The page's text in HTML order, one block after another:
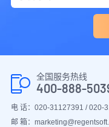
全国服务热线
400-888-
电 话：020-31127391 / 020-
邮 箱：